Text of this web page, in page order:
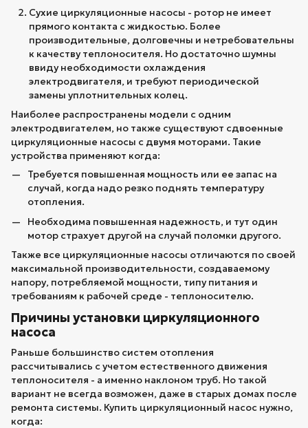
Сухие циркуляционные насосы - ротор не имеет
прямого контакта с жидкостью. Более
производительные, долговечны и нетребовательны
к качеству теплоносителя. Но достаточно шумны
ввиду необходимости охлаждения
электродвигателя, и требуют периодической
замены уплотнительных колец.
Наиболее распространены модели с одним
электродвигателем, но также существуют сдвоенные
циркуляционные насосы с двумя моторами. Такие
устройства применяют когда:
Требуется повышенная мощность или ее запас на
случай, когда надо резко поднять температуру
отопления.
Необходима повышенная надежность, и тут один
мотор страхует другой на случай поломки другого.
Также все циркуляционные насосы отличаются по своей
максимальной производительности, создаваемому
напору, потребляемой мощности, типу питания и
требованиям к рабочей среде - теплоносителю.
Причины установки циркуляционного
насоса
Раньше большинство систем отопления
рассчитывались с учетом естественного движения
теплоносителя - а именно наклоном труб. Но такой
вариант не всегда возможен, даже в старых домах после
ремонта системы. Купить циркуляционный насос нужно,
когда: